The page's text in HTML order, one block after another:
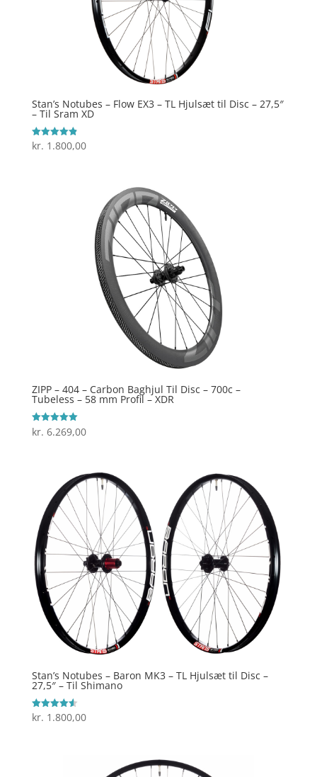
Stan’s Notubes – Flow EX3 – TL Hjulsæt til Disc – 27,5″
– Til Sram XD
Vurderet
4.9
kr. 1.800,00
ZIPP – 404 – Carbon Baghjul Til Disc – 700c –
Tubeless – 58 mm Profil – XDR
Vurderet
5
kr. 6.269,00
Stan’s Notubes – Baron MK3 – TL Hjulsæt til Disc –
27,5″ – Til Shimano
Vurderet
4.6
kr. 1.800,00